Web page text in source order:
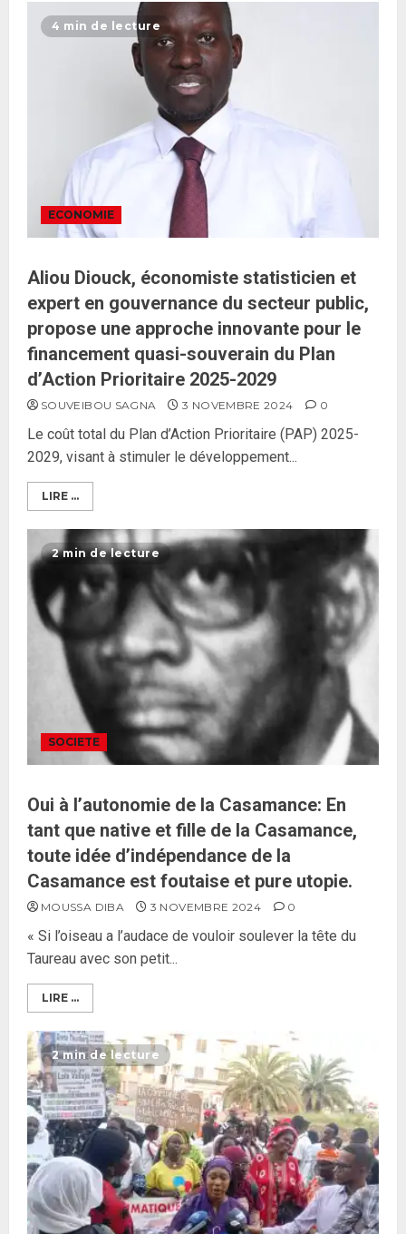
4 min de lecture
ECONOMIE
Aliou Diouck, économiste statisticien et
expert en gouvernance du secteur public,
propose une approche innovante pour le
financement quasi-souverain du Plan
d’Action Prioritaire 2025-2029
SOUVEIBOU SAGNA 3 NOVEMBRE 2024 0
Le coût total du Plan d’Action Prioritaire (PAP) 2025-
2029, visant à stimuler le développement...
LIRE ...
2 min de lecture
SOCIETE
Oui à l’autonomie de la Casamance: En
tant que native et fille de la Casamance,
toute idée d’indépendance de la
Casamance est foutaise et pure utopie.
MOUSSA DIBA 3 NOVEMBRE 2024 0
« Si l’oiseau a l’audace de vouloir soulever la tête du
Taureau avec son petit...
LIRE ...
2 min de lecture